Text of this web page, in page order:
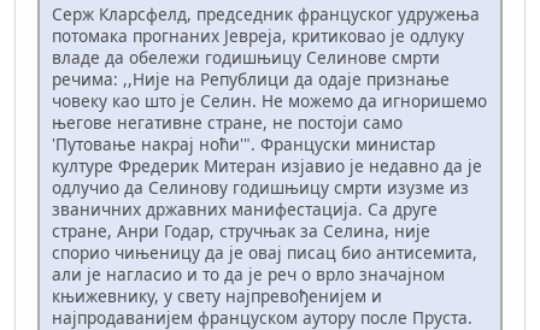
Серж Кларсфелд, председник француског удружења
потомака прогнаних Јевреја, критиковао је одлуку
владе да обележи годишњицу Селинове смрти
речима: ,,Није на Републици да одаје признање
човеку као што је Селин. Не можемо да игноришемо
његове негативне стране, не постоји само
'Путовање накрај ноћи'". Француски министар
културе Фредерик Митеран изјавио је недавно да је
одлучио да Селинову годишњицу смрти изузме из
званичних државних манифестација. Са друге
стране, Анри Годар, стручњак за Селина, није
спорио чињеницу да је овај писац био антисемита,
али је нагласио и то да је реч о врло значајном
књижевнику, у свету најпревођенијем и
најпродаванијем француском аутору после Пруста.